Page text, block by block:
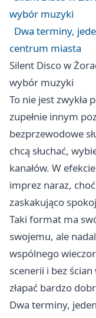
wybór muzyki
Dwa terminy,
centrum miasta
Silent Disco w
wybór muzyki
To nie jest zwykła
zupełnie innym
bezprzewodowe
chcą słuchać,
kanałów. W
imprez naraz,
zaskakująco
Taki format ma
swojemu, ale
wspólnego
scenerii i bez
złapać bardzo
Dwa terminy,